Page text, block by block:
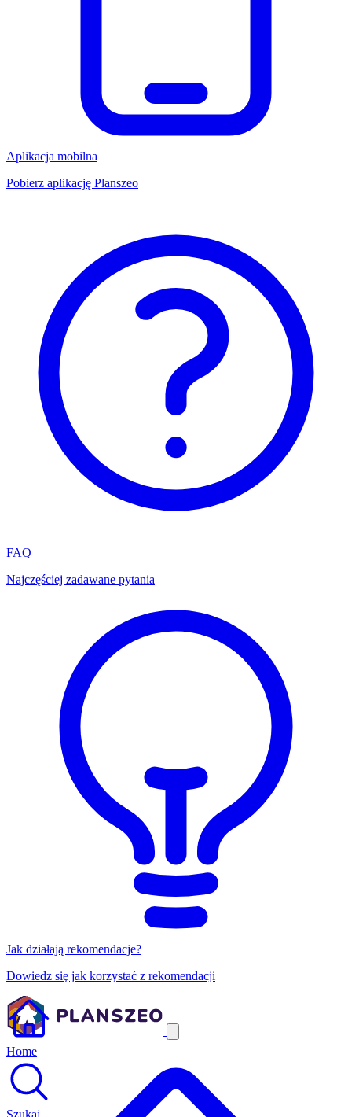
Aplikacja mobilna
Pobierz aplikację Planszeo
FAQ
Najczęściej zadawane pytania
Jak działają rekomendacje?
Dowiedz się jak korzystać z rekomendacji
Home
Szukaj